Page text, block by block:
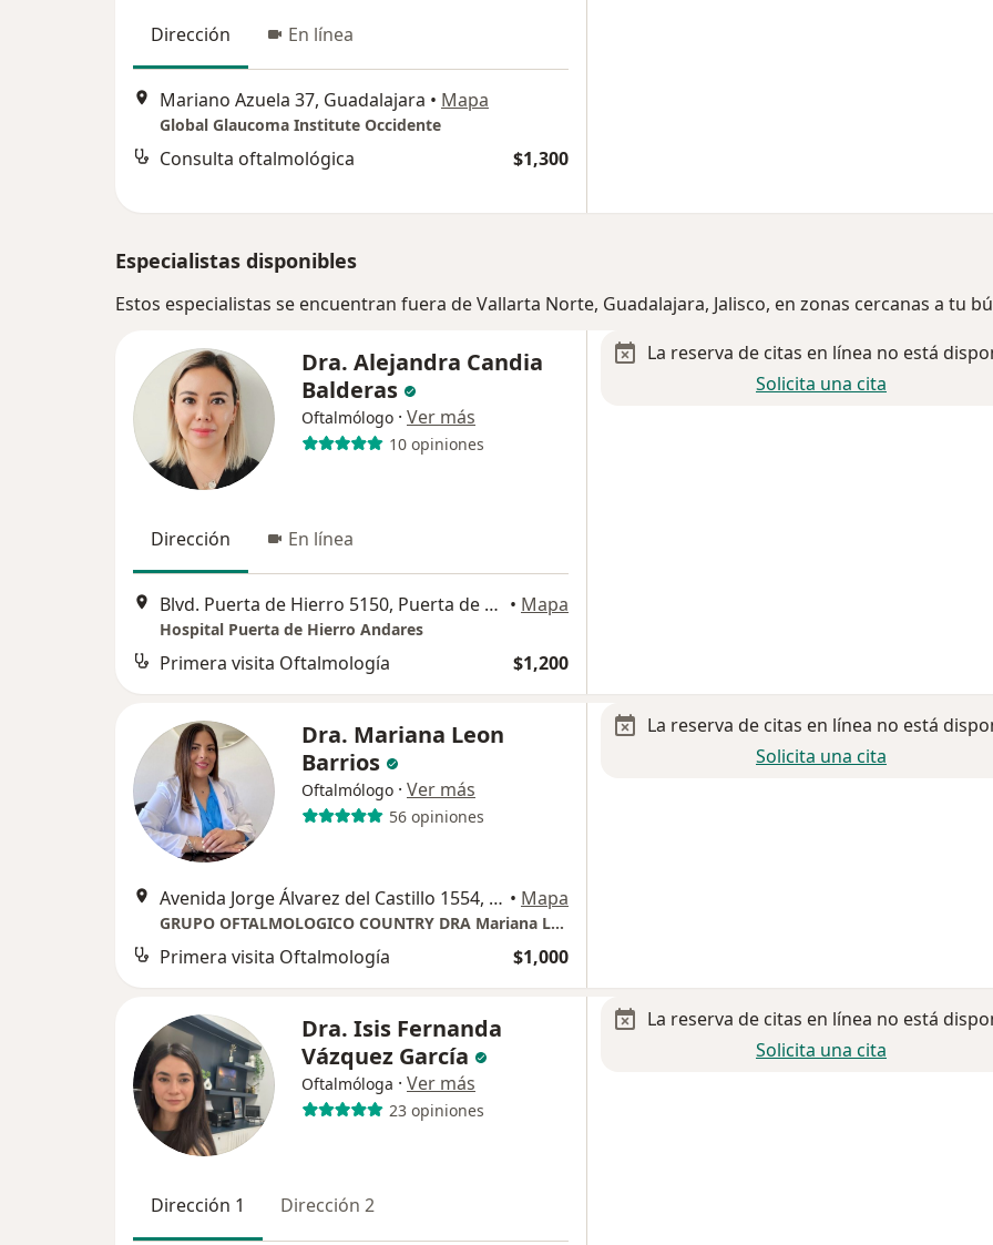
Dirección En línea
Mariano Azuela 37, Guadalajara • Mapa
Global Glaucoma Institute Occidente
Consulta oftalmológica $1,300
Especialistas disponibles
Estos especialistas se encuentran fuera de Vallarta Norte, Guadalajara, Jalisco, en zonas cercanas a tu
Dra. Alejandra Candia
Balderas
Oftalmólogo · Ver más
10 opiniones
Dirección En línea
Blvd. Puerta de Hierro 5150, Puerta de Hierro, 45110 Zapopan, Jal., Guadalajara • Mapa
Hospital Puerta de Hierro Andares
Primera visita Oftalmología $1,200
La reserva de citas en línea no está
Solicita una cita
Dra. Mariana Leon
Barrios
Oftalmólogo · Ver más
56 opiniones
Avenida Jorge Álvarez del Castillo 1554, Guadalajara • Mapa
GRUPO OFTALMOLOGICO COUNTRY DRA Mariana Leon.
Primera visita Oftalmología $1,000
La reserva de citas en línea no está
Solicita una cita
Dra. Isis Fernanda
Vázquez García
Oftalmóloga · Ver más
23 opiniones
Dirección 1 Dirección 2
La reserva de citas en línea no está
Solicita una cita